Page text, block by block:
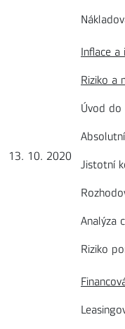
13. 10. 2020
Inflace a
Riziko a
Úvod do
Jistotní
Analýza
Riziko